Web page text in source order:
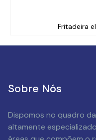
Fritadeira
Sobre Nós
Dispomos no quadro
altamente